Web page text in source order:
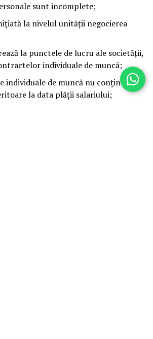
sunt incomplete;
la nivelul unității negocierea
la punctele de lucru ale societății,
individuale de muncă;
individuale de muncă nu conțin
la data plății salariului;